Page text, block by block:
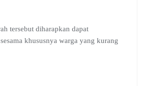
tersebut diharapkan dapat
khususnya warga yang kurang